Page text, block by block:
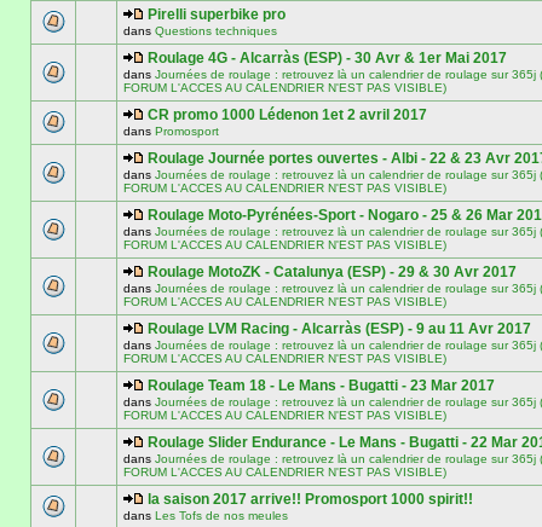
Pirelli superbike pro
dans Questions techniques
Roulage 4G - Alcarràs (ESP) - 30 Avr & 1er Mai 2017
dans Journées de roulage : retrouvez là un calendrier de roulage sur 365j
FORUM L'ACCES AU CALENDRIER N'EST PAS VISIBLE)
CR promo 1000 Lédenon 1et 2 avril 2017
dans Promosport
Roulage Journée portes ouvertes - Albi - 22 & 23 Avr
dans Journées de roulage : retrouvez là un calendrier de roulage sur 365j
FORUM L'ACCES AU CALENDRIER N'EST PAS VISIBLE)
Roulage Moto-Pyrénées-Sport - Nogaro - 25 & 26 Mar
dans Journées de roulage : retrouvez là un calendrier de roulage sur 365j
FORUM L'ACCES AU CALENDRIER N'EST PAS VISIBLE)
Roulage MotoZK - Catalunya (ESP) - 29 & 30 Avr 2017
dans Journées de roulage : retrouvez là un calendrier de roulage sur 365j
FORUM L'ACCES AU CALENDRIER N'EST PAS VISIBLE)
Roulage LVM Racing - Alcarràs (ESP) - 9 au 11 Avr 2017
dans Journées de roulage : retrouvez là un calendrier de roulage sur 365j
FORUM L'ACCES AU CALENDRIER N'EST PAS VISIBLE)
Roulage Team 18 - Le Mans - Bugatti - 23 Mar 2017
dans Journées de roulage : retrouvez là un calendrier de roulage sur 365j
FORUM L'ACCES AU CALENDRIER N'EST PAS VISIBLE)
Roulage Slider Endurance - Le Mans - Bugatti - 22 Mar
dans Journées de roulage : retrouvez là un calendrier de roulage sur 365j
FORUM L'ACCES AU CALENDRIER N'EST PAS VISIBLE)
la saison 2017 arrive!! Promosport 1000 spirit!!
dans Les Tofs de nos meules